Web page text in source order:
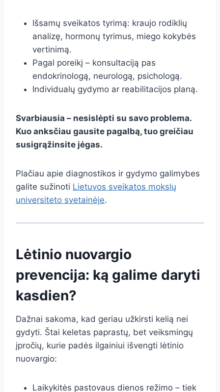
Išsamų sveikatos tyrimą: kraujo rodiklių
analizę, hormonų tyrimus, miego kokybės
vertinimą.
Pagal poreikį – konsultaciją pas
endokrinologą, neurologą, psichologą.
Individualų gydymo ar reabilitacijos planą.
Svarbiausia – nesislėpti su savo problema.
Kuo anksčiau gausite pagalbą, tuo greičiau
susigrąžinsite jėgas.
Plačiau apie diagnostikos ir gydymo galimybes
galite sužinoti Lietuvos sveikatos mokslų
universiteto svetainėje.
Lėtinio nuovargio
prevencija: ką galime daryti
kasdien?
Dažnai sakoma, kad geriau užkirsti kelią nei
gydyti. Štai keletas paprastų, bet veiksmingų
įpročių, kurie padės ilgainiui išvengti lėtinio
nuovargio:
Laikykitės pastovaus dienos režimo – tiek